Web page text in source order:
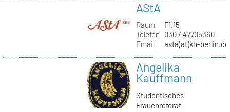
AStA
Raum
F1.15
Telefon
030 / 47705360
Email
asta(at)kh-berlin.de
Angelika
Kauffmann
Studentisches
Frauenreferat